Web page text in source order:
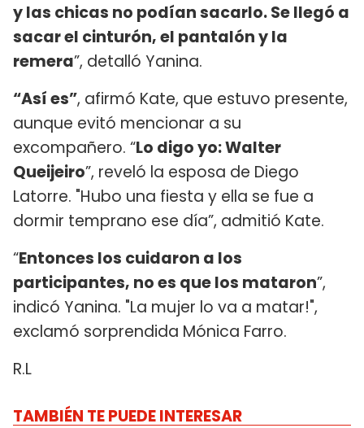
y las chicas no podían sacarlo. Se llegó a
sacar el cinturón, el pantalón y la
remera”, detalló Yanina.
“Así es”, afirmó Kate, que estuvo presente,
aunque evitó mencionar a su
excompañero. “Lo digo yo: Walter
Queijeiro”, reveló la esposa de Diego
Latorre. "Hubo una fiesta y ella se fue a
dormir temprano ese día”, admitió Kate.
“Entonces los cuidaron a los
participantes, no es que los mataron”,
indicó Yanina. "La mujer lo va a matar!",
exclamó sorprendida Mónica Farro.
R.L
TAMBIÉN TE PUEDE INTERESAR